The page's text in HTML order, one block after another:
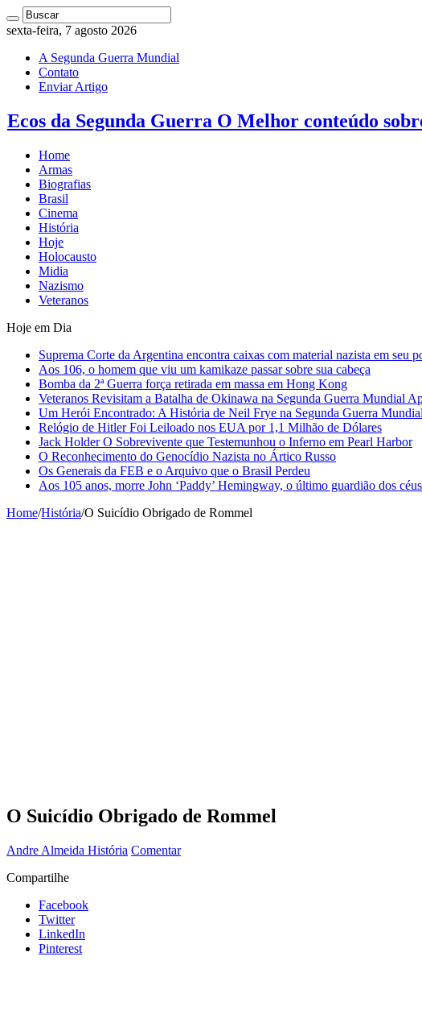
sexta-feira, 7 agosto 2026
A Segunda Guerra Mundial
Contato
Enviar Artigo
Ecos da Segunda Guerra O Melhor conteúdo
Home
Armas
Biografias
Brasil
Cinema
História
Hoje
Holocausto
Midia
Nazismo
Veteranos
Hoje em Dia
Suprema Corte da Argentina encontra caixas com material nazista em seu
Aos 106, o homem que viu um kamikaze passar sobre sua cabeça
Bomba da 2ª Guerra força retirada em massa em Hong Kong
Veteranos Revisitam a Batalha de Okinawa na Segunda Guerra Mundial
Um Herói Encontrado: A História de Neil Frye na Segunda Guerra Mundial
Relógio de Hitler Foi Leiloado nos EUA por 1,1 Milhão de Dólares
Jack Holder O Sobrevivente que Testemunhou o Inferno em Pearl Harbor
O Reconhecimento do Genocídio Nazista no Ártico Russo
Os Generais da FEB e o Arquivo que o Brasil Perdeu
Aos 105 anos, morre John ‘Paddy’ Hemingway, o último guardião dos
Home/História/O Suicídio Obrigado de Rommel
O Suicídio Obrigado de Rommel
Andre Almeida História Comentar
Compartilhe
Facebook
Twitter
LinkedIn
Pinterest